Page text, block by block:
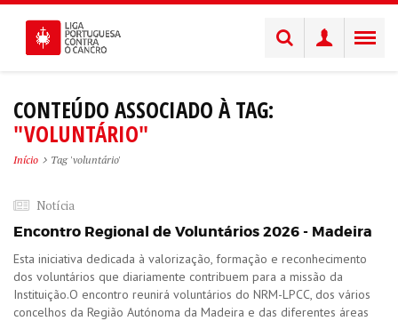
CONTEÚDO ASSOCIADO À TAG:
"VOLUNTÁRIO"
Início Tag 'voluntário'
Notícia
Encontro Regional de Voluntários 2026 - Madeira
Esta iniciativa dedicada à valorização, formação e reconhecimento
dos voluntários que diariamente contribuem para a missão da
Instituição.O encontro reunirá voluntários do NRM-LPCC, dos vários
concelhos da Região Autónoma da Madeira e das diferentes áreas